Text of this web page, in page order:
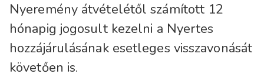
Nyeremény átvételétől számított 12
hónapig jogosult kezelni a Nyertes
hozzájárulásának esetleges visszavonását
követően is.